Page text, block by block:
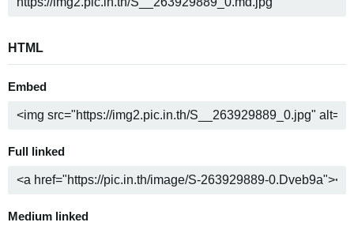
HTML
Embed
Full linked
Medium linked